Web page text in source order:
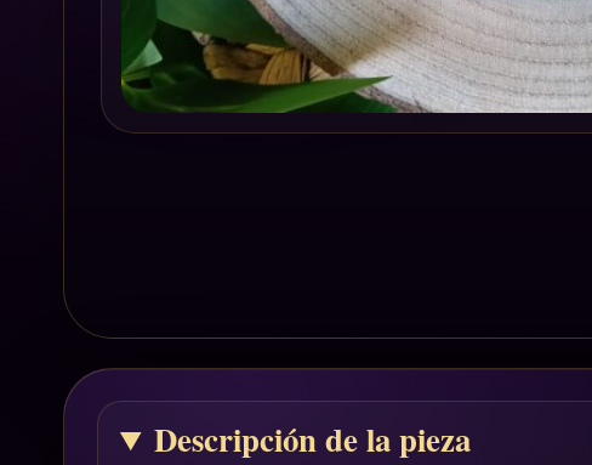
Descripción de la pieza